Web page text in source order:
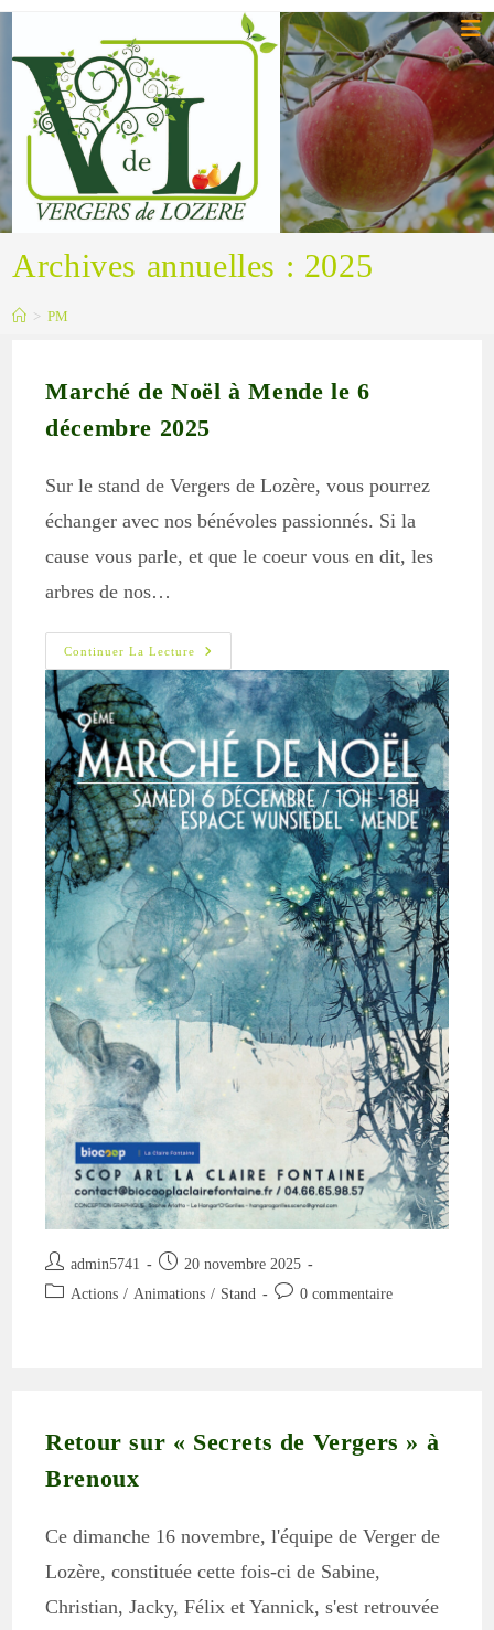
Skip
content
Archives annuelles : 2025
> PM
Marché de Noël à Mende le 6
décembre 2025
Sur le stand de Vergers de Lozère, vous pourrez
échanger avec nos bénévoles passionnés. Si la
cause vous parle, et que le coeur vous en dit, les
arbres de nos…
Continuer La Lecture
Marché
De
Noël
À
Mende
Le
6
Décembre
2025
Auteur/autrice
de
admin5741
Publication
publiée :
20 novembre 2025
Post Actions / Animations / Stand
Commentaires
0 commentaire
Retour sur « Secrets de Vergers » à
Brenoux
Ce dimanche 16 novembre, l'équipe de Verger de
Lozère, constituée cette fois-ci de Sabine,
Christian, Jacky, Félix et Yannick, s'est retrouvée